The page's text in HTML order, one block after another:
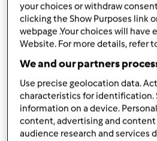
Partilhar
Criar uma
200 gr. de chocolate negro
your choices or withdraw
clicking the Show Purposes link
webpage .Your choices will have
Website. For more details, refer
We and our partners
Use precise geolocation data.
characteristics for identification.
information on a device.
content, advertising and
audience research and services